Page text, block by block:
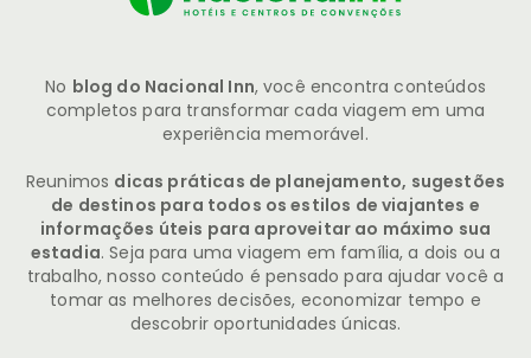
No blog do Nacional Inn, você encontra conteúdos
completos para transformar cada viagem em uma
experiência memorável.
Reunimos dicas práticas de planejamento, sugestões
de destinos para todos os estilos de viajantes e
informações úteis para aproveitar ao máximo sua
estadia. Seja para uma viagem em família, a dois ou a
trabalho, nosso conteúdo é pensado para ajudar você a
tomar as melhores decisões, economizar tempo e
descobrir oportunidades únicas.